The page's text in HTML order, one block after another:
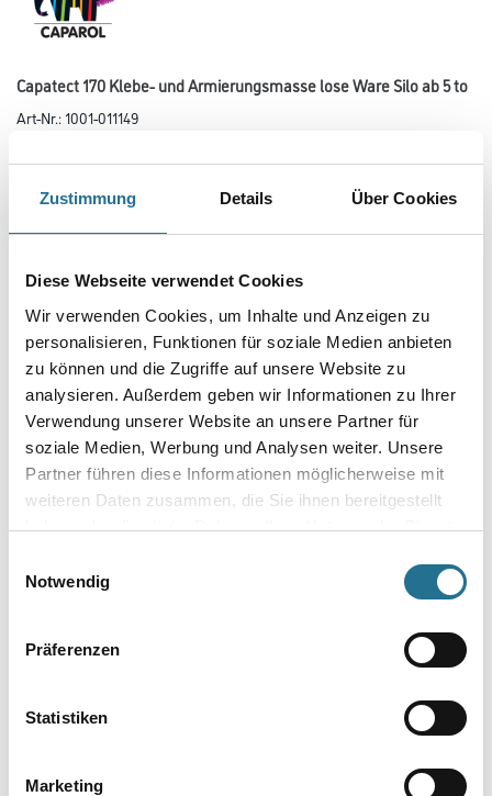
Zustimmung Details Über Cookies
Diese Webseite verwendet Cookies
Wir verwenden Cookies, um Inhalte und Anzeigen zu
personalisieren, Funktionen für soziale Medien anbieten
zu können und die Zugriffe auf unsere Website zu
analysieren. Außerdem geben wir Informationen zu Ihrer
Verwendung unserer Website an unsere Partner für
soziale Medien, Werbung und Analysen weiter. Unsere
Partner führen diese Informationen möglicherweise mit
weiteren Daten zusammen, die Sie ihnen bereitgestellt
haben oder die sie im Rahmen Ihrer Nutzung der Dienste
Notwendig
Präferenzen
Statistiken
Marketing
Capatect 170 Klebe- und Armierungsmasse lose Ware Silo ab 5 to
Art-Nr.:1001-011149
Capatect System Keramik, System Feinstein, System Naturstein.
Umrechnungsfaktoren